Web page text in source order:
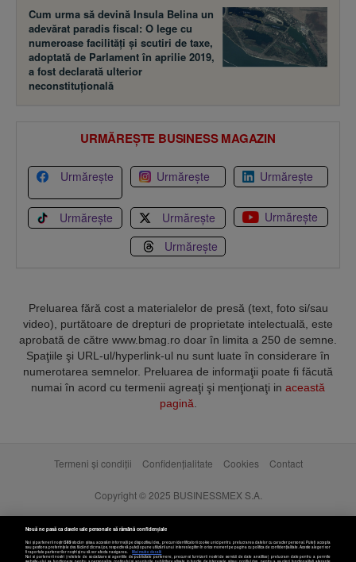
Cum urma să devină Insula Belina un
adevărat paradis fiscal: O lege cu
numeroase facilităţi şi scutiri de taxe,
adoptată de Parlament în aprilie 2019,
a fost declarată ulterior
neconstituţională
URMĂREȘTE BUSINESS MAGAZIN
Urmărește Urmărește Urmărește
Urmărește Urmărește
Urmărește
Urmărește
Preluarea fără cost a materialelor de presă (text, foto si/sau
video), purtătoare de drepturi de proprietate intelectuală, este
aprobată de către www.bmag.ro doar în limita a 250 de semne.
Spaţiile şi URL-ul/hyperlink-ul nu sunt luate în considerare în
numerotarea semnelor. Preluarea de informaţii poate fi făcută
numai în acord cu termenii agreaţi şi menţionaţi in această
pagină
Termeni și condiții Confidențialitate Cookies Contact
Copyright © 2025 BUSINESSMEX S.A.
Nouă ne pasă ca datele tale personale să rămână confidențiale
Noi și partenerii noștri589stocăm și/sau accesăm informații pe dispozitivul dvs., precum identificatorii cookie unici pentru prelucrarea datelor cu caracter personal. Puteți accepta
sau gestiona preferințele dvs. făcând clic mai jos, respectiv vă puteți opune utilizării unui interes legitim în orice moment pe pagina cu politica de confidențialitate. Aceste alegeri vor
fi raportate partenerilor noștri și nu vă vor afecta navigarea.
Mai multe detalii
Noi si partenerii nostri (retelele de socializare si agentiile de publicitate partenere, precum si furnizorii nostri de servicii de date analitice) prelucram date pentru a permite
website-ului sa functioneze, pentru a personaliza continutul si anunturile publicitare afisate in functie de interesele si/sau profilul dvs., pentru a va oferi functionalitati aferente